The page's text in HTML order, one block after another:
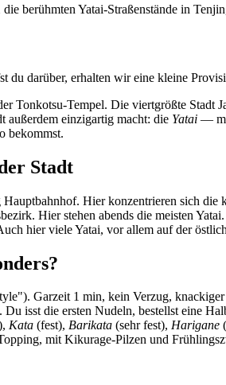
berühmten Yatai-Straßenstände in
darüber, erhalten wir eine kleine
Tonkotsu-Tempel. Die viertgrößte Stadt
außerdem einzigartig macht: die Yatai —
bekommst.
Stadt
Hier konzentrieren sich die
Hier stehen abends die meisten
hier viele Yatai, vor allem auf der
Garzeit 1 min, kein Verzug,
Du isst die ersten Nudeln, bestellst eine
Kata (fest), Barikata (sehr fest), Harigane
mit Kikurage-Pilzen und